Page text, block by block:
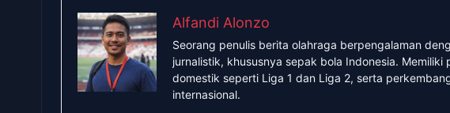
Alfandi Alonzo
Seorang penulis berita olahraga berpengalaman
jurnalistik, khususnya sepak bola Indonesia.
domestik seperti Liga 1 dan Liga 2, serta
internasional.